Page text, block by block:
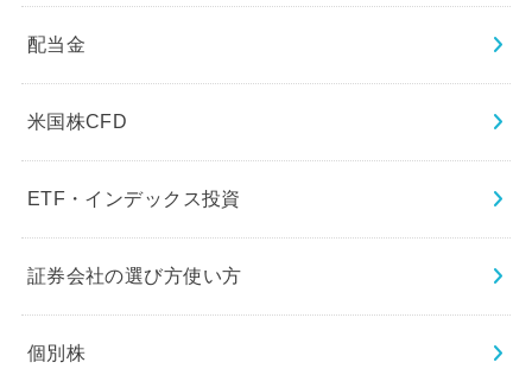
配当金
米国株CFD
ETF・インデックス投資
証券会社の選び方使い方
個別株